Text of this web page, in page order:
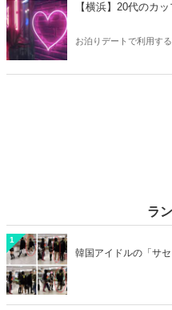
【横浜】20代のカ
お泊りデートで利用す
ラ
1
韓国アイドルの「サ